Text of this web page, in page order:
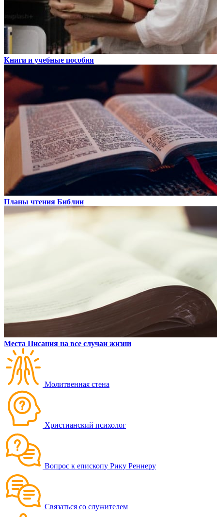
Книги и учебные пособия
Планы чтения Библии
Места Писания на все случаи жизни
Молитвенная стена
Христианский психолог
Вопрос к епископу Рику Реннеру
Связаться со служителем